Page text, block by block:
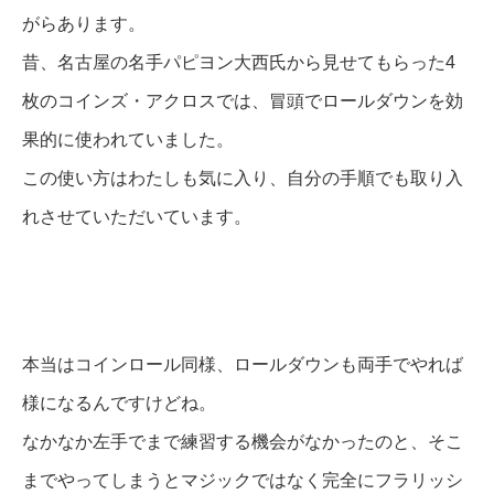
がらあります。
昔、名古屋の名手パピヨン大西氏から見せてもらった4
枚のコインズ・アクロスでは、冒頭でロールダウンを効
果的に使われていました。
この使い方はわたしも気に入り、自分の手順でも取り入
れさせていただいています。
本当はコインロール同様、ロールダウンも両手でやれば
様になるんですけどね。
なかなか左手でまで練習する機会がなかったのと、そこ
までやってしまうとマジックではなく完全にフラリッシ